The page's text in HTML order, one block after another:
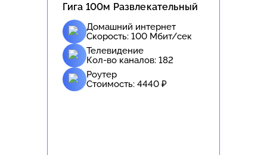
Гига 100м Развлекательный
Домашний интернет
Скорость: 100 Мбит/сек
Телевидение
Кол-во каналов: 182
Роутер
Стоимость: 4440 ₽